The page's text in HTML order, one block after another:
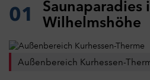
01
Saunaparadies
Wilhelmshöhe
Außenbereich Kurhessen-